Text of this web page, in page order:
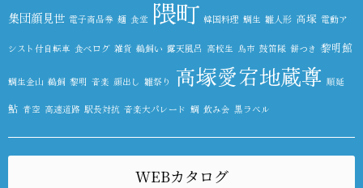
集団顔見世 電子商品券 麺 食堂 隈町 韓国料理 鯛生 雛人形 高塚 電動ア
シスト付自転車 食べログ 雑貨 鵜飼い 露天風呂 高校生 鳥市 鼓笛隊 餅つき 黎明館
鯛生金山 鵜飼 黎明 音楽 顔出し 雛祭り 高塚愛宕地蔵尊 順延
鮎 青空 高速道路 駅長対抗 音楽大パレード 鯛 飲み会 黒ラベル
WEBカタログ